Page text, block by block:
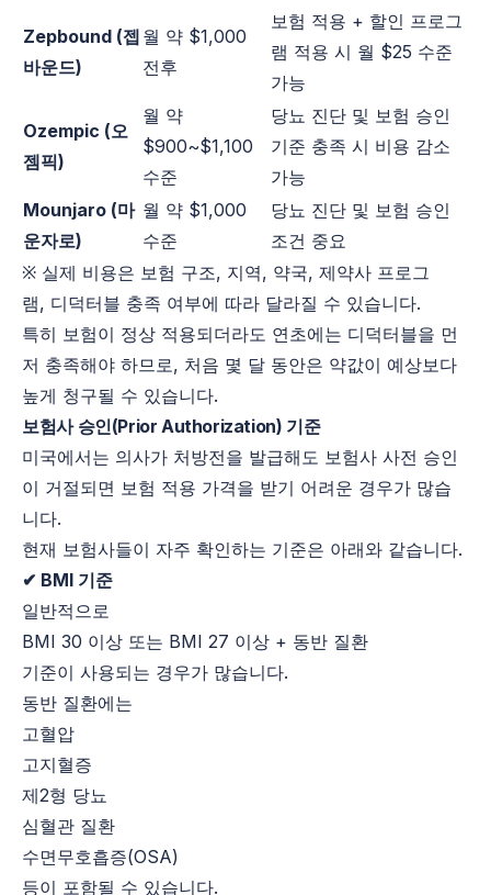
Zepbound (젭
바운드)
월 약 $1,000
전후
보험 적용 + 할인 프로그
램 적용 시 월 $25 수준
가능
Ozempic (오
젬픽)
월 약
$900~$1,100
수준
당뇨 진단 및 보험 승인
기준 충족 시 비용 감소
가능
Mounjaro (마
운자로)
월 약 $1,000
수준
당뇨 진단 및 보험 승인
조건 중요
※ 실제 비용은 보험 구조, 지역, 약국, 제약사 프로그
램, 디덕터블 충족 여부에 따라 달라질 수 있습니다.
특히 보험이 정상 적용되더라도 연초에는 디덕터블을 먼
저 충족해야 하므로, 처음 몇 달 동안은 약값이 예상보다
높게 청구될 수 있습니다.
보험사 승인(Prior Authorization) 기준
미국에서는 의사가 처방전을 발급해도 보험사 사전 승인
이 거절되면 보험 적용 가격을 받기 어려운 경우가 많습
니다.
현재 보험사들이 자주 확인하는 기준은 아래와 같습니다.
✔ BMI 기준
일반적으로
BMI 30 이상 또는 BMI 27 이상 + 동반 질환
기준이 사용되는 경우가 많습니다.
동반 질환에는
고혈압
고지혈증
제2형 당뇨
심혈관 질환
수면무호흡증(OSA)
등이 포함될 수 있습니다.